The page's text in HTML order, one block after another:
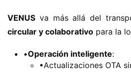
​VENUS​ va más allá del
circular y colaborativo​ para la
•​​Operación inteligente​​:
•Actualizaciones OTA